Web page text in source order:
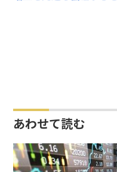
あわせて読む